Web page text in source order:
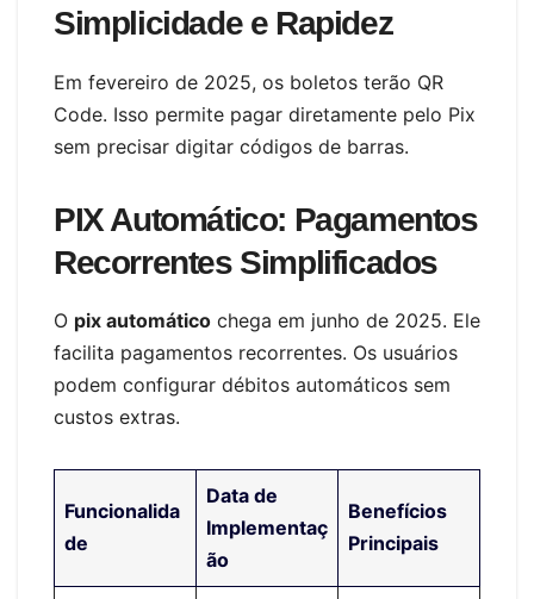
Simplicidade e Rapidez
Em fevereiro de 2025, os boletos terão QR
Code. Isso permite pagar diretamente pelo Pix
sem precisar digitar códigos de barras.
PIX Automático: Pagamentos
Recorrentes Simplificados
O pix automático chega em junho de 2025. Ele
facilita pagamentos recorrentes. Os usuários
podem configurar débitos automáticos sem
custos extras.
Funcionalida
de
Data de
Implementaç
ão
Benefícios
Principais